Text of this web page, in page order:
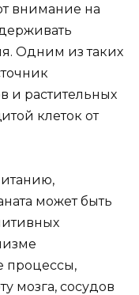
внимание на
Одним из таких
и растительных
клеток от
может быть
процессы,
мозга, сосудов